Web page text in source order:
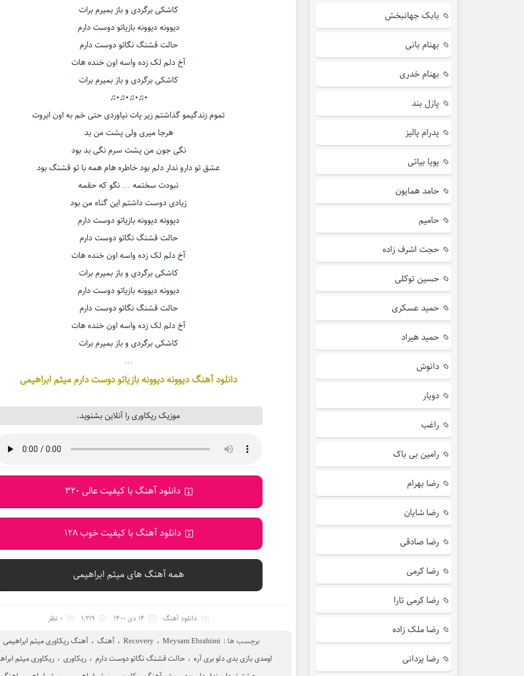
کاشکی برگردی و باز بمیرم برات
دیوونه دیوونه بازیاتو دوست دارم
حالت قشنگ نگاتو دوست دارم
آخ دلم لک زده واسه اون خنده هات
کاشکی برگردی و باز بمیرم برات
•♫•♫•♫•♫
تموم زندگیمو گذاشتم زیر پات نیاوردی حتی خم به اون ابروت
هرجا میری ولی پشت من بد
نگی جون من پشت سرم نگی بد بود
عشق تو دارو ندار دلم بود خاطره هام همه با تو قشنگ بود
نبودت سختمه … نگو که حقمه
زیادی دوست داشتم این گناه من بود
دیوونه دیوونه بازیاتو دوست دارم
حالت قشنگ نگاتو دوست دارم
آخ دلم لک زده واسه اون خنده هات
کاشکی برگردی و باز بمیرم برات
دیوونه دیوونه بازیاتو دوست دارم
حالت قشنگ نگاتو دوست دارم
آخ دلم لک زده واسه اون خنده هات
کاشکی برگردی و باز بمیرم برات
…
دانلود آهنگ دیوونه دیوونه بازیاتو دوست دارم میثم ابراهیمی
موزیک ریکاوری را آنلاین بشنوید.
دانلود آهنگ با کیفیت عالی 320
دانلود آهنگ با کیفیت خوب 128
همه آهنگ های میثم ابراهیمی
دانلود آهنگ 14 دی 1400 1,219 0 نظر
برچسب ها : Meysam Ebrahimi ، Recovery ، آهنگ ، آهنگ ریکاوری میثم ابراهیمی
اومدی بازی بدی دلو بری آره ، حالت قشنگ نگاتو دوست دارم ، ریکاوری ، ریکاوری میثم
بابک جهانبخش
بهنام بانی
بهنام خدری
پازل بند
پدرام پالیز
پویا بیاتی
حامد همایون
حامیم
حجت اشرف زاده
حسین توکلی
حمید عسکری
حمید هیراد
دانوش
دویار
راغب
رامین بی باک
رضا بهرام
رضا شایان
رضا صادقی
رضا کرمی
رضا کرمی تارا
رضا ملک زاده
رضا یزدانی